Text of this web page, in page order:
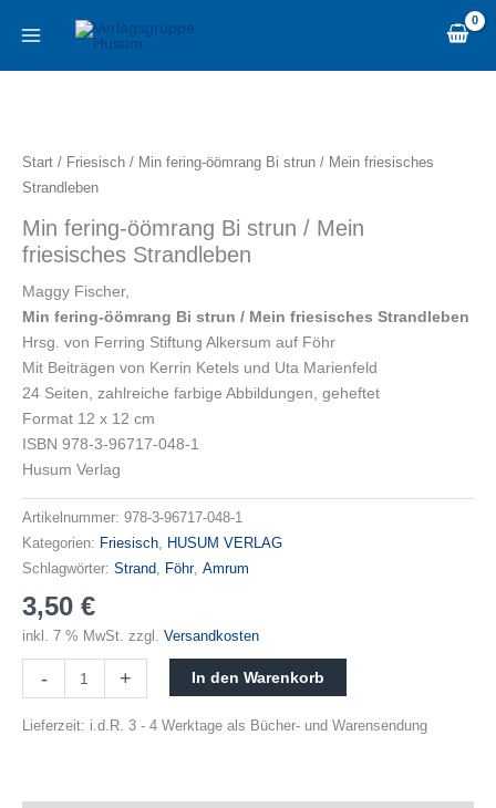
Inhalt
Start / Friesisch / Min fering-öömrang Bi strun / Mein friesisches
Strandleben
Min fering-öömrang Bi strun / Mein
friesisches Strandleben
Maggy Fischer,
Min fering-öömrang Bi strun / Mein friesisches Strandleben
Hrsg. von Ferring Stiftung Alkersum auf Föhr
Mit Beiträgen von Kerrin Ketels und Uta Marienfeld
24 Seiten, zahlreiche farbige Abbildungen, geheftet
Format 12 x 12 cm
ISBN 978-3-96717-048-1
Husum Verlag
Artikelnummer: 978-3-96717-048-1
Kategorien: Friesisch, HUSUM VERLAG
Schlagwörter: Strand, Föhr, Amrum
3,50 €
inkl. 7 % MwSt. zzgl. Versandkosten
-
öömrang
Bi
Mein
friesisches
Strandleben
Menge
+ In den Warenkorb
Lieferzeit: i.d.R. 3 - 4 Werktage als Bücher- und Warensendung